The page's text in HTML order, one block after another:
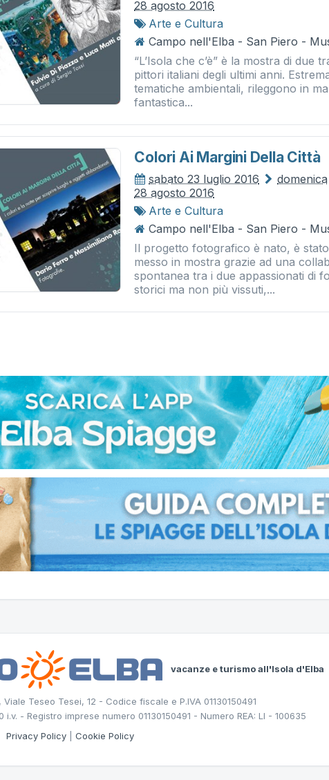
28 agosto 2016
Arte e Cultura
Campo nell'Elba - San Piero -
“L’Isola che c’è” è la mostra di due
pittori italiani degli ultimi anni.
tematiche ambientali, rileggono in
fantastica...
Colori Ai Margini Della Città
sabato 23 luglio 2016
domenica
28 agosto 2016
Arte e Cultura
Campo nell'Elba - San Piero -
Il progetto fotografico è nato, è
messo in mostra grazie ad una
spontanea tra i due appassionati di
storici ma non più vissuti,...
vacanze e turismo all'Isola d'Elba
Teseo Tesei, 12 - Codice fiscale e P.IVA 01130150491
- Registro imprese numero 01130150491 - Numero REA: LI - 100635
Privacy Policy| Cookie Policy